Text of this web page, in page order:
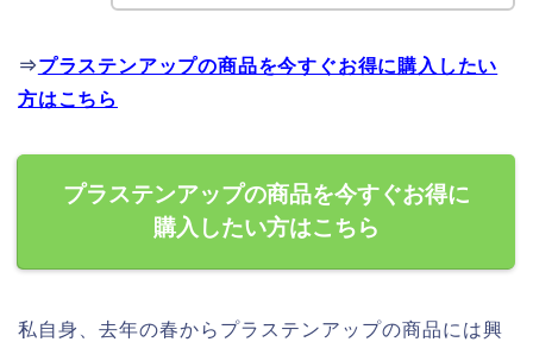
⇒プラステンアップの商品を今すぐお得に購入したい
方はこちら
プラステンアップの商品を今すぐお得に
購入したい方はこちら
私自身、去年の春からプラステンアップの商品には興